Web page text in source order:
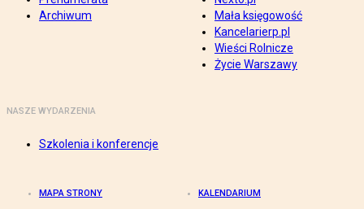
Archiwum
Mała księgowość
Kancelarierp.pl
Wieści Rolnicze
Życie Warszawy
NASZE WYDARZENIA
Szkolenia i konferencje
MAPA STRONY KALENDARIUM